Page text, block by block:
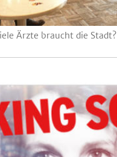
Ärzte braucht die Stadt?